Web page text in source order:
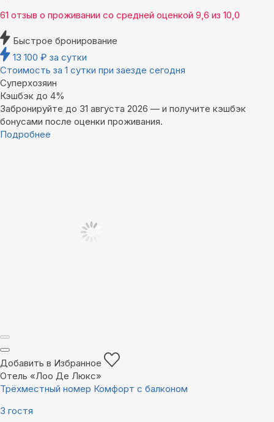
61 отзыв о проживании со средней оценкой 9,6 из 10,0
Быстрое бронирование
13 100 ₽ за сутки
Стоимость за 1 сутки при заезде сегодня
Суперхозяин
Кэшбэк до 4%
Забронируйте до 31 августа 2026 — и получите кэшбэк
бонусами после оценки проживания.
Подробнее
Добавить в Избранное
Отель «Лоо Де Люкс»
Трёхместный номер Комфорт с балконом
3 гостя